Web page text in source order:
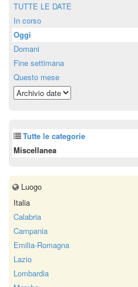
TUTTE LE DATE
In corso
Oggi
Domani
Fine settimana
Questo mese
Tutte le categorie
Miscellanea
Luogo
Italia
Calabria
Campania
Emilia-Romagna
Lazio
Lombardia